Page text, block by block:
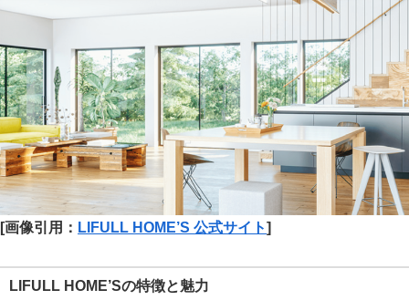
[画像引用： LIFULL HOME’S 公式サイト]
LIFULL HOME’Sの特徴と魅力